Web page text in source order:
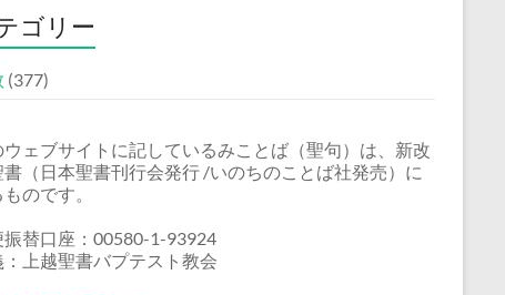
ゴリー
(377)
ウェブサイトに記しているみことば（聖句）は、新改
書（日本聖書刊行会発行 /いのちのことば社発売）に
のです。
振替口座：00580-1-93924
：上越聖書バプテスト教会